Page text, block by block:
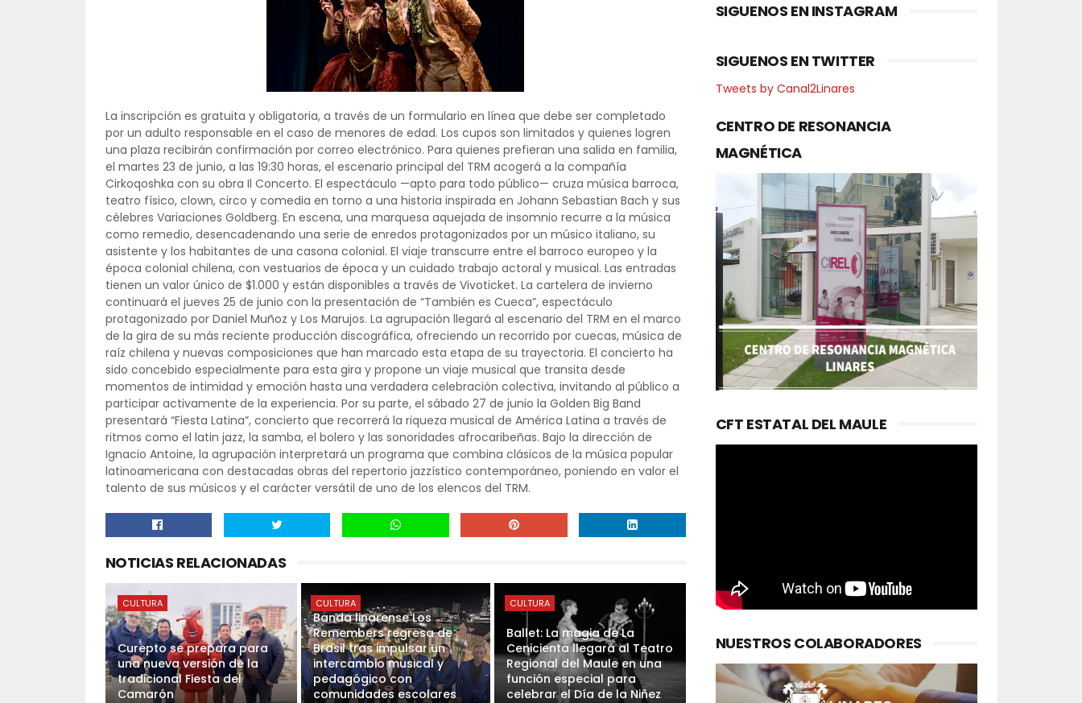
La inscripción es gratuita y obligatoria, a través de un formulario en línea que debe ser completado
por un adulto responsable en el caso de menores de edad. Los cupos son limitados y quienes logren
una plaza recibirán confirmación por correo electrónico. Para quienes prefieran una salida en familia,
el martes 23 de junio, a las 19:30 horas, el escenario principal del TRM acogerá a la compañía
Cirkoqoshka con su obra Il Concerto. El espectáculo —apto para todo público— cruza música barroca,
teatro físico, clown, circo y comedia en torno a una historia inspirada en Johann Sebastian Bach y sus
célebres Variaciones Goldberg. En escena, una marquesa aquejada de insomnio recurre a la música
como remedio, desencadenando una serie de enredos protagonizados por un músico italiano, su
asistente y los habitantes de una casona colonial. El viaje transcurre entre el barroco europeo y la
época colonial chilena, con vestuarios de época y un cuidado trabajo actoral y musical. Las entradas
tienen un valor único de $1.000 y están disponibles a través de Vivoticket. La cartelera de invierno
continuará el jueves 25 de junio con la presentación de “También es Cueca”, espectáculo
protagonizado por Daniel Muñoz y Los Marujos. La agrupación llegará al escenario del TRM en el marco
de la gira de su más reciente producción discográfica, ofreciendo un recorrido por cuecas, música de
raíz chilena y nuevas composiciones que han marcado esta etapa de su trayectoria. El concierto ha
sido concebido especialmente para esta gira y propone un viaje musical que transita desde
momentos de intimidad y emoción hasta una verdadera celebración colectiva, invitando al público a
participar activamente de la experiencia. Por su parte, el sábado 27 de junio la Golden Big Band
presentará “Fiesta Latina”, concierto que recorrerá la riqueza musical de América Latina a través de
ritmos como el latin jazz, la samba, el bolero y las sonoridades afrocaribeñas. Bajo la dirección de
Ignacio Antoine, la agrupación interpretará un programa que combina clásicos de la música popular
latinoamericana con destacadas obras del repertorio jazzístico contemporáneo, poniendo en valor el
talento de sus músicos y el carácter versátil de uno de los elencos del TRM.
NOTICIAS RELACIONADAS
CULTURA
Curepto se prepara para
una nueva versión de la
tradicional Fiesta del
Camarón
CULTURA
Banda linarense Los
Remembers regresa de
Brasil tras impulsar un
intercambio musical y
pedagógico con
comunidades escolares
CULTURA
Ballet: La magia de La
Cenicienta llegará al Teatro
Regional del Maule en una
función especial para
celebrar el Día de la Niñez
SIGUENOS EN INSTAGRAM
SIGUENOS EN TWITTER
Tweets by Canal2Linares
CENTRO DE RESONANCIA
MAGNÉTICA
CFT ESTATAL DEL MAULE
NUESTROS COLABORADORES